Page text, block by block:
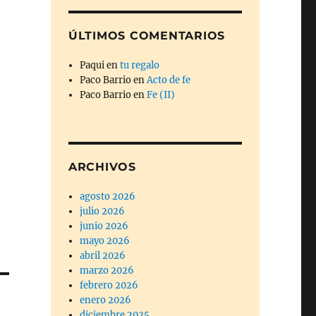
ÚLTIMOS COMENTARIOS
Paquientu regalo
Paco BarrioenActo de fe
Paco BarrioenFe (II)
ARCHIVOS
agosto 2026
julio 2026
junio 2026
mayo 2026
abril 2026
marzo 2026
febrero 2026
enero 2026